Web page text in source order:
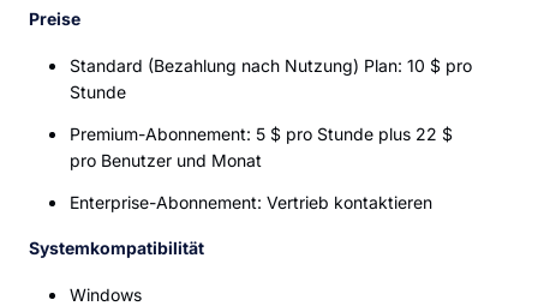
Preise
Standard (Bezahlung nach Nutzung) Plan: 10 $ pro
Stunde
Premium-Abonnement: 5 $ pro Stunde plus 22 $
pro Benutzer und Monat
Enterprise-Abonnement: Vertrieb kontaktieren
Systemkompatibilität
Windows